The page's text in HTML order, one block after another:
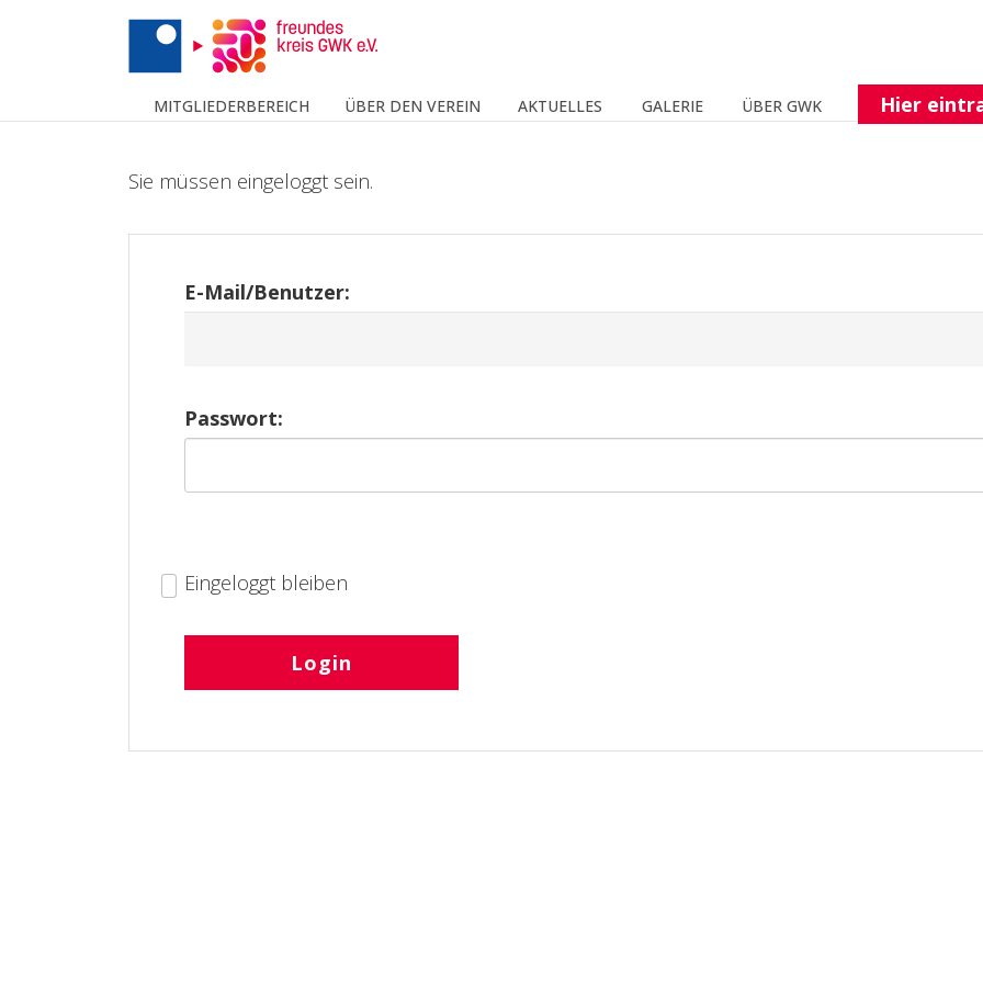
MITGLIEDERBEREICH ÜBER DEN VEREIN AKTUELLES GALERIE ÜBER GWK Hier
Sie müssen eingeloggt sein.
E-Mail/Benutzer:
Passwort:
Eingeloggt bleiben